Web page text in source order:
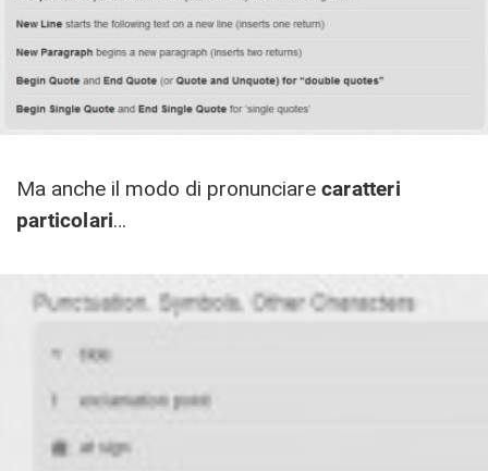
Ma anche il modo di pronunciare caratteri
particolari…